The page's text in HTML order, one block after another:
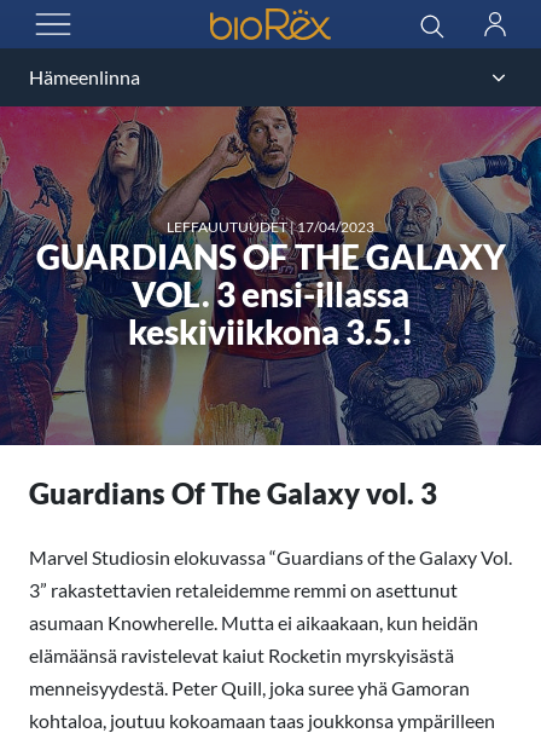
AVAA VALIKKO
BioRex Cinemas Haku
LEFFAUUTUUDET|17/04/2023
GUARDIANS OF THE GALAXY
VOL. 3 ensi-illassa
keskiviikkona 3.5.!
Guardians Of The Galaxy vol. 3
Marvel Studiosin elokuvassa “Guardians of the Galaxy Vol.
3” rakastettavien retaleidemme remmi on asettunut
asumaan Knowherelle. Mutta ei aikaakaan, kun heidän
elämäänsä ravistelevat kaiut Rocketin myrskyisästä
menneisyydestä. Peter Quill, joka suree yhä Gamoran
kohtaloa, joutuu kokoamaan taas joukkonsa ympärilleen